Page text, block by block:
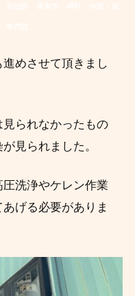
めさせて頂きまし
られなかったもの
見られました。
洗浄やケレン作業
げる必要がありま